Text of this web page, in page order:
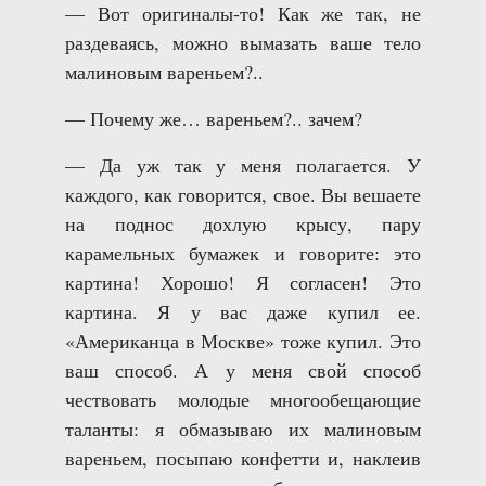
— Вот оригиналы-то! Как же так, не
раздеваясь, можно вымазать ваше тело
малиновым вареньем?..
— Почему же… вареньем?.. зачем?
— Да уж так у меня полагается. У
каждого, как говорится, свое. Вы вешаете
на поднос дохлую крысу, пару
карамельных бумажек и говорите: это
картина! Хорошо! Я согласен! Это
картина. Я у вас даже купил ее.
«Американца в Москве» тоже купил. Это
ваш способ. А у меня свой способ
чествовать молодые многообещающие
таланты: я обмазываю их малиновым
вареньем, посыпаю конфетти и, наклеив